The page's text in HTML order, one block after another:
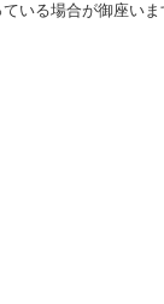
いる場合が御座い